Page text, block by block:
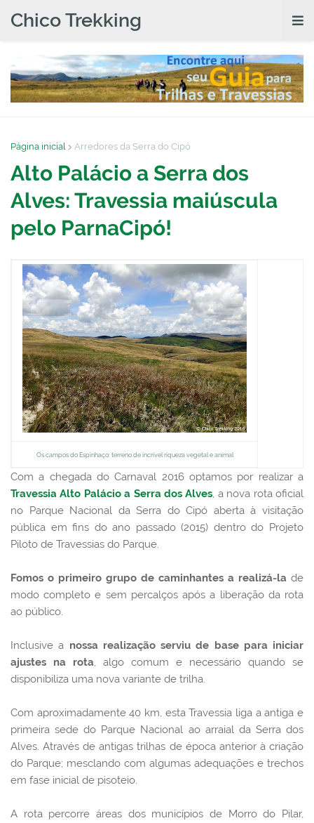
Chico Trekking
Página inicial Arredores da Serra do Cipó
Alto Palácio a Serra dos
Alves: Travessia maiúscula
pelo ParnaCipó!
Os campos do Espinhaço: terreno de incrível riqueza vegetal e animal
Com a chegada do Carnaval 2016 optamos por realizar a
Travessia Alto Palácio a Serra dos Alves, a nova rota oficial
no Parque Nacional da Serra do Cipó aberta à visitação
pública em fins do ano passado (2015) dentro do Projeto
Piloto de Travessias do Parque.
Fomos o primeiro grupo de caminhantes a realizá-la de
modo completo e sem percalços após a liberação da rota
ao público.
Inclusive a nossa realização serviu de base para iniciar
ajustes na rota, algo comum e necessário quando se
disponibiliza uma nova variante de trilha.
Com aproximadamente 40 km, esta Travessia liga a antiga e
primeira sede do Parque Nacional ao arraial da Serra dos
Alves. Através de antigas trilhas de época anterior à criação
do Parque; mesclando com algumas adequações e trechos
em fase inicial de pisoteio.
A rota percorre áreas dos municípios de Morro do Pilar,